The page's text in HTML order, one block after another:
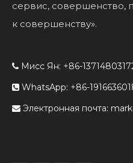
сервис, совершенство,
к совершенству».
 Мисс Ян: +86-
 WhatsApp: +86-
 Электронная почта: